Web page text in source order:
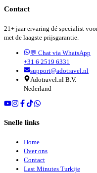
Contact
21+ jaar ervaring dé specialist
met de laagste prijsgarantie.
💬 Chat via WhatsApp
+31 6 2519 6331
support@adotravel.nl
Adotravel.nl B.V.
Nederland
Snelle links
Home
Over ons
Contact
Last Minutes Turkije